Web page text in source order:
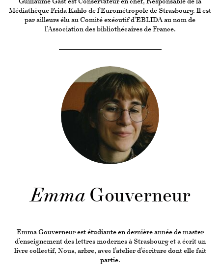
Médiathèque Frida Kahlo de l’Eurométropole de Strasbourg. Il est
par ailleurs élu au Comité exécutif d’EBLIDAau nom de
l’Association des bibliothécaires de France.
EmmaGouverneur
Emma Gouverneur est étudiante en dernière année de master
d’enseignement des lettres modernes à Strasbourg et a écrit un
livre collectif, Nous, arbre, avec l’atelier d’écriture dont elle fait
partie.